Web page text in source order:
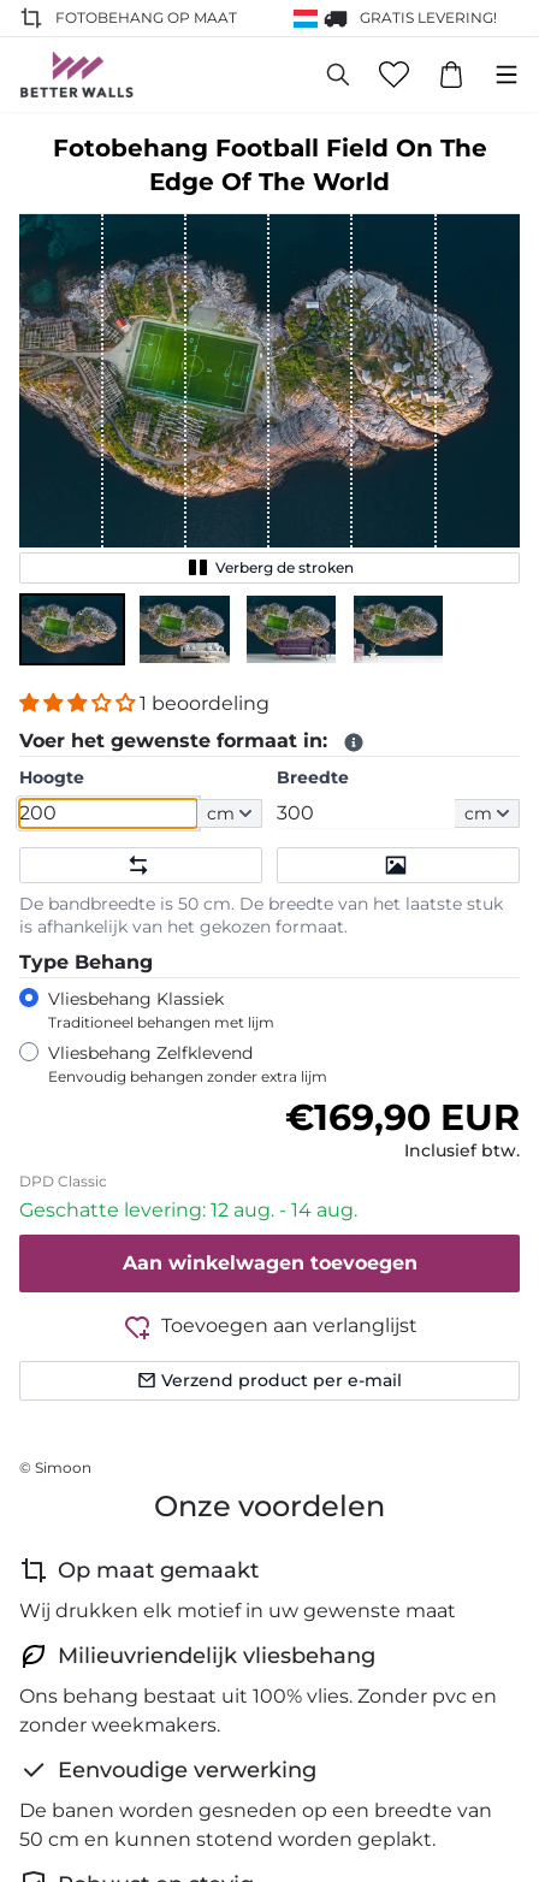
FOTOBEHANG OP MAAT GRATIS LEVERING!
Fotobehang Football Field On The
Edge Of The World
Verberg de stroken
1 beoordeling
Voer het gewenste formaat in:
Hoogte
cm
Breedte
cm
De bandbreedte is 50 cm. De breedte van het laatste stuk
is afhankelijk van het gekozen formaat.
Type Behang
Vliesbehang Klassiek
Traditioneel behangen met lijm
Vliesbehang Zelfklevend
Eenvoudig behangen zonder extra lijm
Normale prijs
€169,90 EUR
Inclusief btw.
DPD Classic
Geschatte levering: 12 aug. - 14 aug.
Aan winkelwagen toevoegen
Toevoegen aan verlanglijst
Verzend product per e-mail
© Simoon
Onze voordelen
Op maat gemaakt
Wij drukken elk motief in uw gewenste maat
Milieuvriendelijk vliesbehang
Ons behang bestaat uit 100% vlies. Zonder pvc en
zonder weekmakers.
Eenvoudige verwerking
De banen worden gesneden op een breedte van
50 cm en kunnen stotend worden geplakt.